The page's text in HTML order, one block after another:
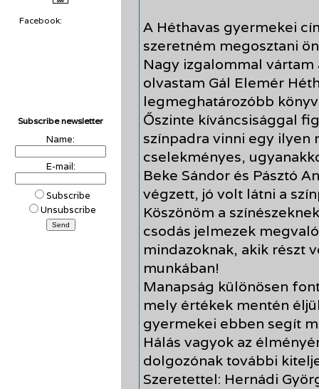
Facebook:
Subscribe newsletter
Name:
E-mail:
Subscribe
Unsubscribe
A Héthavas gyermekei
szeretném megosztani
Nagy izgalommal
olvastam Gál Elemér
legmeghatározóbb
Őszinte kíváncsisággal
színpadra vinni egy ilyen
cselekményes,
Beke Sándor és Pásztó
végzett, jó volt látni a
Köszönöm a
csodás jelmezek
mindazoknak, akik részt
munkában!
Manapság különösen
mely értékek mentén
gyermekei ebben segít
Hálás vagyok az
dolgozónak további
Szeretettel: Hernádi